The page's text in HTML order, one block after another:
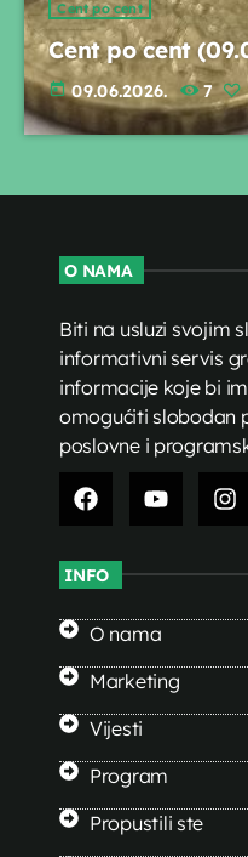
Cent po cent
Cent po cent
today 09.06.2026. 7
O NAMA
Biti na usluzi svojim
informativni servis
informacije koje bi
omogućiti slobodan
poslovne i
INFO
O nama
Marketing
Vijesti
Program
Propustili ste